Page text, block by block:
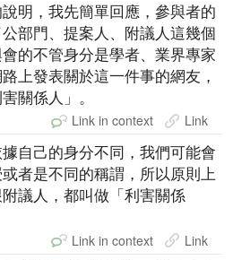
明，我先簡單回應，參與者的
部門、提案人、附議人這幾個
的不管身分是學者、業界專家
上發表關於這一件事的網友，
關係人」。
Link in context Link
自己的身分不同，我們可能會
者是不同的稱謂，所以原則上
議人，都叫做「利害關係
Link in context Link